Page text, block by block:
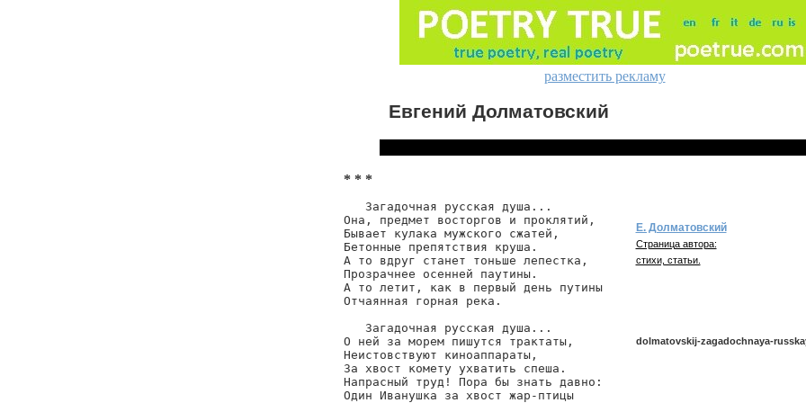
разместить рекламу
Евгений Долматовский
* * *
   Загадочная русская душа...
Она, предмет восторгов и проклятий,
Бывает кулака мужского сжатей,
Бетонные препятствия круша.
А то вдруг станет тоньше лепестка,
Прозрачнее осенней паутины.
А то летит, как в первый день путины
Отчаянная горная река.
   Загадочная русская душа...
О ней за морем пишутся трактаты,
Неистовствуют киноаппараты,
За хвост комету ухватить спеша.
Напрасный труд! Пора бы знать давно:
Один Иванушка за хвост жар-птицы
Е. Долматовский
Страница автора:
стихи, статьи.
dolmatovskij-zagadochnaya-